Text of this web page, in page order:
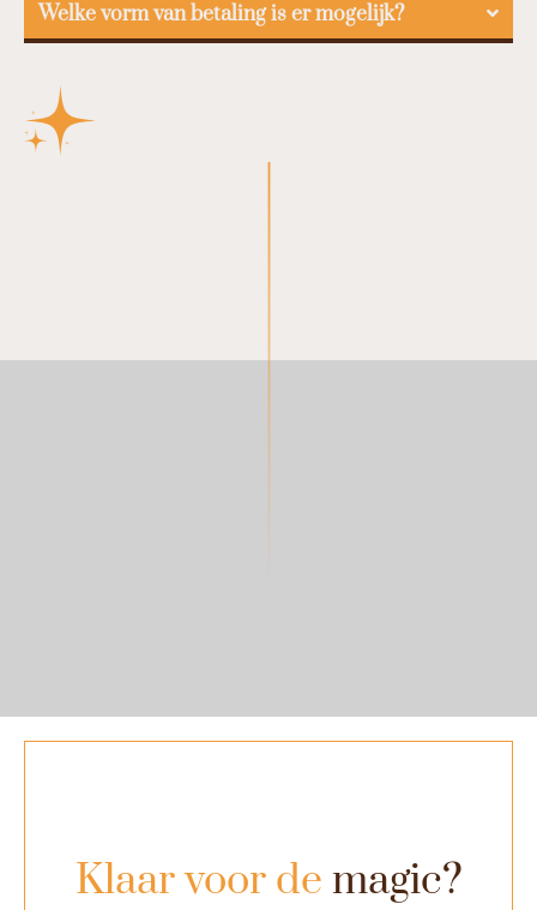
Welke vorm van betaling is er mogelijk?
Klaar voor de magic?